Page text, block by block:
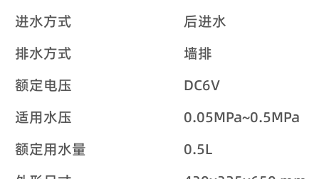
进水方式
后进水
排水方式
墙排
额定电压
DC6V
适用水压
0.05MPa~0.5MPa
额定用水量
0.5L